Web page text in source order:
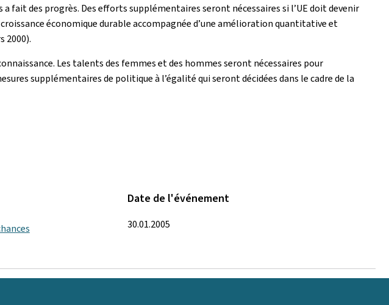
des progrès. Des efforts supplémentaires seront nécessaires si l’UE doit devenir
économique durable accompagnée d’une amélioration quantitative et
2000).
Les talents des femmes et des hommes seront nécessaires pour
supplémentaires de politique à l’égalité qui seront décidées dans le cadre de la
Date de l'événement
30.01.2005